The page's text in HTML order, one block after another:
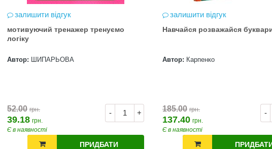
залишити відгук
мотивуючий тренажер тренуємо
логіку
Автор: ШИПАРЬОВА
- +
52.00 грн.
39.18 грн.
Є в наявності
ПРИДБАТИ
залишити відгук
Навчайся розважайся
Автор: Карпенко
-
185.00 грн.
137.40 грн.
Є в наявності